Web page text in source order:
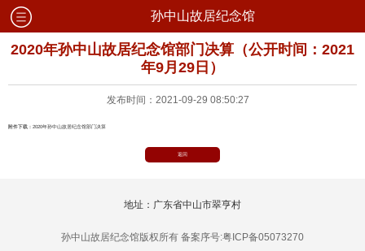
孙中山故居纪念馆
2020年孙中山故居纪念馆部门决算（公开时间：2021
年9月29日）
发布时间：2021-09-29 08:50:27
附件下载： 2020年孙中山故居纪念馆部门决算
返回
地址：广东省中山市翠亨村
孙中山故居纪念馆版权所有 备案序号:粤ICP备05073270